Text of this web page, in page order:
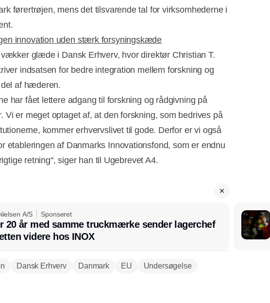
førertrøjen, mens det tilsvarende tal for virksomhederne i
innovation uden stærk forsyningskæde
glæde i Dansk Erhverv, hvor direktør Christian T.
indsatsen for bedre integration mellem forskning og
af hæderen.
har fået lettere adgang til forskning og rådgivning på
Vi er meget optaget af, at den forskning, som bedrives på
kommer erhvervslivet til gode. Derfor er vi også
etableringen af Danmarks Innovationsfond, som er endnu
retning", siger han til Ugebrevet A4.
A/S Sponseret
20 år med samme truckmærke sender lagerchef
videre hos INOX
Dansk Erhverv Danmark EU Undersøgelse